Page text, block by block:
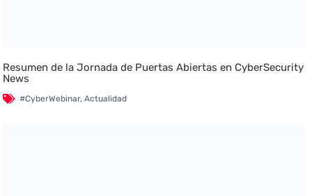
Resumen de la Jornada de Puertas Abiertas en CyberSecurity
News
#CyberWebinar,Actualidad